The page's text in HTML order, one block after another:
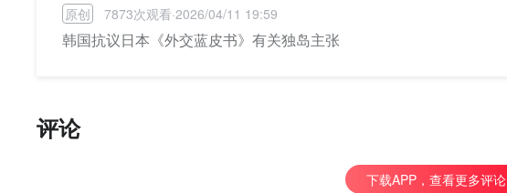
原创 7873次观看·2026/04/11 19:59
韩国抗议日本《外交蓝皮书》有关独岛主张
评论
下载APP，查看更多评论